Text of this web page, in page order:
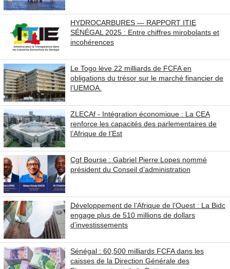
HYDROCARBURES — RAPPORT ITIE
SÉNÉGAL 2025 : Entre chiffres mirobolants et
incohérences
Le Togo lève 22 milliards de FCFA en
obligations du trésor sur le marché financier de
l’UEMOA.
ZLECAf - Intégration économique : La CEA
renforce les capacités des parlementaires de
l’Afrique de l’Est
Cgf Bourse : Gabriel Pierre Lopes nommé
président du Conseil d’administration
Développement de l’Afrique de l’Ouest : La Bidc
engage plus de 510 millions de dollars
d’investissements
Sénégal : 60,500 milliards FCFA dans les
caisses de la Direction Générale des